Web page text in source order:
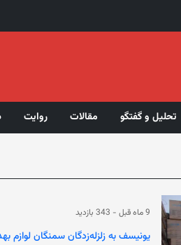
تحلیل و گفتگو مقالات روایت
9 ماه قبل - 343 بازدید
یونیسف به زلزله‌زدگان سمنگان لوازم